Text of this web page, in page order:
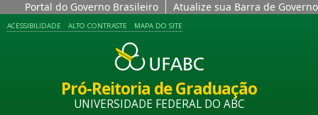
Portal do Governo Brasileiro Atualize sua Barra de Governo
ACESSIBILIDADE ALTO CONTRASTE MAPA DO SITE
Pró-Reitoria de Graduação
UNIVERSIDADE FEDERAL DO ABC